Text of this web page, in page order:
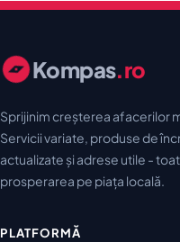
Kompas.ro
Sprijinim creșterea afacerilor
Servicii variate, produse de
actualizate și adrese utile -
prosperarea pe piața locală.
PLATFORMĂ